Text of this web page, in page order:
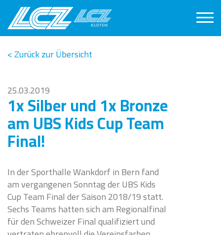
< Zurück zur Übersicht
25.03.2019
1x Silber und 1x Bronze
am UBS Kids Cup Team
Final!
In der Sporthalle Wankdorf in Bern fand
am vergangenen Sonntag der UBS Kids
Cup Team Final der Saison 2018/19 statt.
Sechs Teams hatten sich am Regionalfinal
für den Schweizer Final qualifiziert und